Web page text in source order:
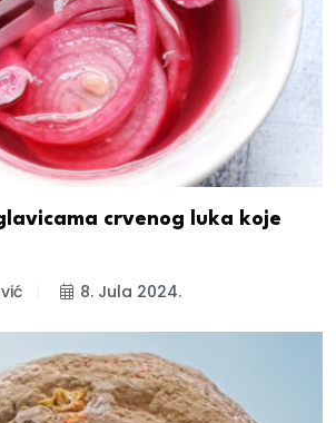
crvenog luka koje
8. Jula 2024.